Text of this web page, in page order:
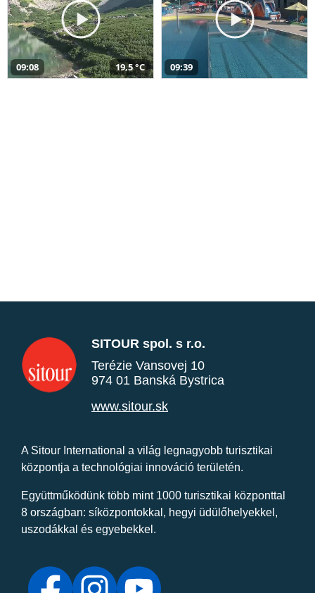
09:08 19,5 °C 09:39
SITOUR spol. s r.o.
Terézie Vansovej 10
974 01 Banská Bystrica
www.sitour.sk
A Sitour International a világ legnagyobb turisztikai
központja a technológiai innováció területén.
Együttműködünk több mint 1000 turisztikai központtal
8 országban: síközpontokkal, hegyi üdülőhelyekkel,
uszodákkal és egyebekkel.